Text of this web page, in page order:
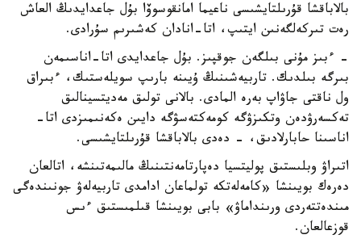
بالاباقشا قۇرىلتايشىسى ناعيما امانقوسوۆا بۇل جاعدايدىڭ العاش
رەت تىركەلگەنىن ايتىپ، اتا-انادان كەشىرىم سۇرادى.
- ءبىز مۇنى بىلگەن جوقپىز. بۇل جاعدايدى اتا-اناسىمەن
بىرگە بىلدىك. تاربيەشىنىڭ ۇيىنە بارىپ سويلەستىك، ءبىراق
ول ناقتى جاۋاپ بەرە المادى. بالانى تولىق مەديتسينالىق
تەكسەرۋدەن وتكىزۋگە كومەكتەسۋگە دايىن ەكەنىمىزدى اتا-
اناسىنا حابارلادىق، - دەدى بالاباقشا قۇرىلتايشىسى.
اتىراۋ وبلىستىق پوليتسيا دەپارتامەنتىنىڭ مالىمەتىنشە، اتالعان
دەرەك بويىنشا «كامەلەتكە تولماعان ادامدى تاربيەلەۋ جونىندەگى
مىندەتتەردى ورىنداماۋ» بابى بويىنشا قىلمىستىق ءىس
قوزعالعان.